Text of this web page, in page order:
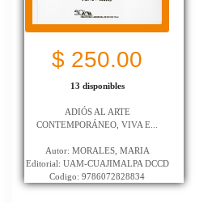
$ 250.00
13 disponibles
ADIÓS AL ARTE
CONTEMPORÁNEO, VIVA E...
Autor: MORALES, MARIA
Editorial: UAM-CUAJIMALPA DCCD
Codigo: 9786072828834